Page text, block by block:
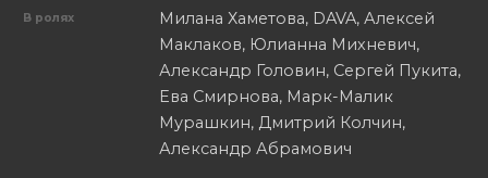
В ролях
Милана Хаметова, DAVA, Алексей
Маклаков, Юлианна Михневич,
Александр Головин, Сергей Пукита,
Ева Смирнова, Марк-Малик
Мурашкин, Дмитрий Колчин,
Александр Абрамович